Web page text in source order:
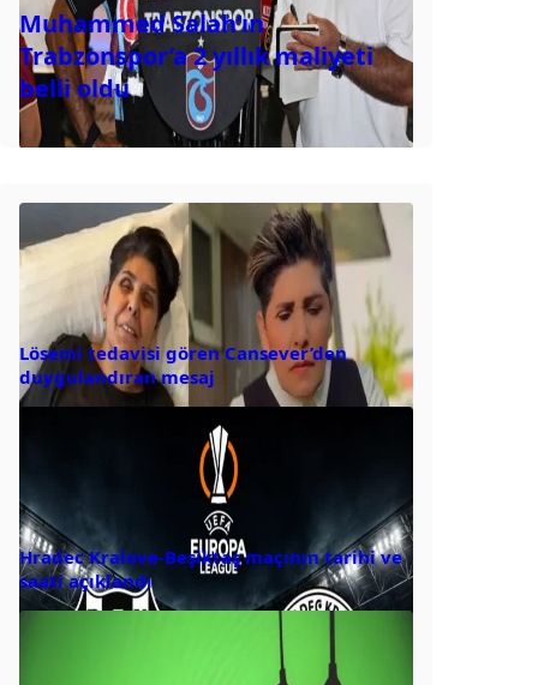
Muhammed Salah’ın
Trabzonspor’a 2 yıllık maliyeti
belli oldu
Lösemi tedavisi gören Cansever’den
duygulandıran mesaj
Hradec Kralove-Beşiktaş maçının tarihi ve
saati açıklandı